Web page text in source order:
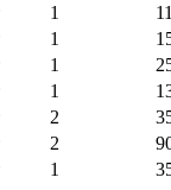
1
1
1
1
2
2
1